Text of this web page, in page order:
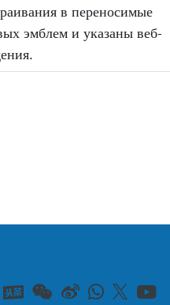
в переносимые
эмблем и указаны веб-